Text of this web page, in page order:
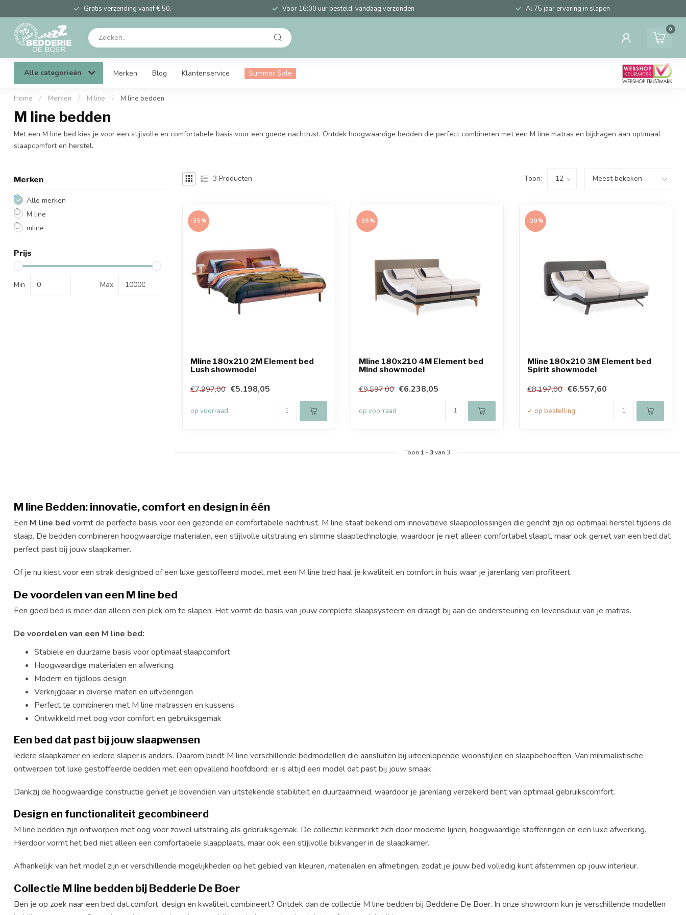
Gratis verzending vanaf € 50,- Voor 16:00 uur besteld, vandaag verzonden Al 75 jaar ervaring in slapen
0
Alle categorieën Merken Blog Klantenservice Summer Sale
Home / Merken / M line / M line bedden
M line bedden
Met een M line bed kies je voor een stijlvolle en comfortabele basis voor een goede nachtrust. Ontdek hoogwaardige bedden die perfect combineren met een M line matras en bijdragen aan optimaal
slaapcomfort en herstel.
Merken
Alle merken
M line
mline
Prijs
Min Max
3 Producten Toon:
-35%
Mline 180x210 2M Element bed
Lush showmodel
€7.997,00 €5.198,05
op voorraad
-35%
Mline 180x210 4M Element bed
Mind showmodel
€9.597,00 €6.238,05
op voorraad
-20%
Mline 180x210 3M Element bed
Spirit showmodel
€8.197,00 €6.557,60
✓ op bestelling
Toon 1 -3van 3
M line Bedden: innovatie, comfort en design in één
Een M line bed vormt de perfecte basis voor een gezonde en comfortabele nachtrust. M line staat bekend om innovatieve slaapoplossingen die gericht zijn op optimaal herstel tijdens de
slaap. De bedden combineren hoogwaardige materialen, een stijlvolle uitstraling en slimme slaaptechnologie, waardoor je niet alleen comfortabel slaapt, maar ook geniet van een bed dat
perfect past bij jouw slaapkamer.
Of je nu kiest voor een strak designbed of een luxe gestoffeerd model, met een M line bed haal je kwaliteit en comfort in huis waar je jarenlang van profiteert.
De voordelen van een M line bed
Een goed bed is meer dan alleen een plek om te slapen. Het vormt de basis van jouw complete slaapsysteem en draagt bij aan de ondersteuning en levensduur van je matras.
De voordelen van een M line bed:
Stabiele en duurzame basis voor optimaal slaapcomfort
Hoogwaardige materialen en afwerking
Modern en tijdloos design
Verkrijgbaar in diverse maten en uitvoeringen
Perfect te combineren met M line matrassen en kussens
Ontwikkeld met oog voor comfort en gebruiksgemak
Een bed dat past bij jouw slaapwensen
Iedere slaapkamer en iedere slaper is anders. Daarom biedt M line verschillende bedmodellen die aansluiten bij uiteenlopende woonstijlen en slaapbehoeften. Van minimalistische
ontwerpen tot luxe gestoffeerde bedden met een opvallend hoofdbord: er is altijd een model dat past bij jouw smaak.
Dankzij de hoogwaardige constructie geniet je bovendien van uitstekende stabiliteit en duurzaamheid, waardoor je jarenlang verzekerd bent van optimaal gebruikscomfort.
Design en functionaliteit gecombineerd
M line bedden zijn ontworpen met oog voor zowel uitstraling als gebruiksgemak. De collectie kenmerkt zich door moderne lijnen, hoogwaardige stofferingen en een luxe afwerking.
Hierdoor vormt het bed niet alleen een comfortabele slaapplaats, maar ook een stijlvolle blikvanger in de slaapkamer.
Afhankelijk van het model zijn er verschillende mogelijkheden op het gebied van kleuren, materialen en afmetingen, zodat je jouw bed volledig kunt afstemmen op jouw interieur.
Collectie M line bedden bij Bedderie De Boer
Ben je op zoek naar een bed dat comfort, design en kwaliteit combineert? Ontdek dan de collectie M line bedden bij Bedderie De Boer. In onze showroom kun je verschillende modellen